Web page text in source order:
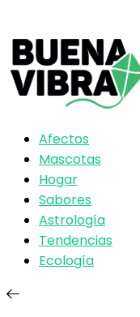
Afectos
Mascotas
Hogar
Sabores
Astrología
Tendencias
Ecología